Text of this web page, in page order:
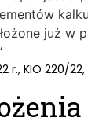
już w
r., KIO 220/